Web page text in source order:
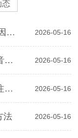
态
FAG进口轴承的日常使用失效的原因分析 2026-05-16
如何防止TIMKEN进口轴承运转声音对寿命影响 2026-05-16
检查TIMKEN进口轴承润滑脂使用注意事项 2026-05-16
法 2026-05-16